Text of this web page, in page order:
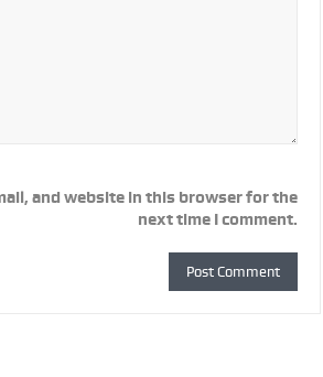
and website in this browser for the
next time I comment.